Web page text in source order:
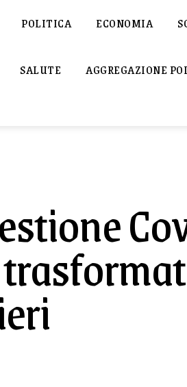
POLITICA ECONOMIA
SALUTE AGGREGAZIONE